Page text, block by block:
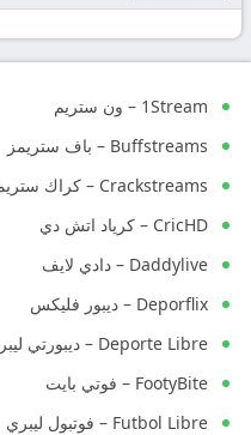
1Stream – ون ستريم
Buffstreams – باف ستريمز
Crackstreams – كراك ستريمز
CricHD – كرياد اتش دي
Daddylive – دادي لايف
Deporflix – ديبور فليكس
Deporte Libre – ديبورتي ليبري
FootyBite – فوتي بايت
Futbol Libre – فوتبول ليبري